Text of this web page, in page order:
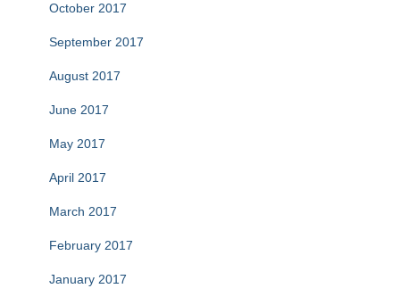
October 2017
September 2017
August 2017
June 2017
May 2017
April 2017
March 2017
February 2017
January 2017